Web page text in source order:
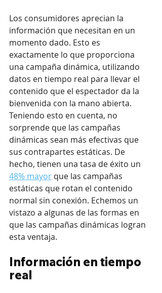
Los consumidores aprecian la
información que necesitan en un
momento dado. Esto es
exactamente lo que proporciona
una campaña dinámica, utilizando
datos en tiempo real para llevar el
contenido que el espectador da la
bienvenida con la mano abierta.
Teniendo esto en cuenta, no
sorprende que las campañas
dinámicas sean más efectivas que
sus contrapartes estáticas. De
hecho, tienen una tasa de éxito un
48% mayor que las campañas
estáticas que rotan el contenido
normal sin conexión. Echemos un
vistazo a algunas de las formas en
que las campañas dinámicas logran
esta ventaja.
Información en tiempo
real